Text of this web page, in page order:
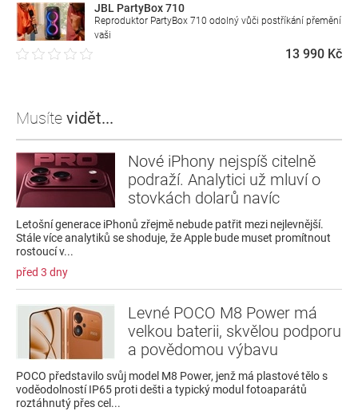
JBL PartyBox 710
Reproduktor PartyBox 710 odolný vůči postříkání přemění
vaši
13 990 Kč
Musíte vidět...
Nové iPhony nejspíš citelně
podraží. Analytici už mluví o
stovkách dolarů navíc
Letošní generace iPhonů zřejmě nebude patřit mezi nejlevnější.
Stále více analytiků se shoduje, že Apple bude muset promítnout
rostoucí v...
před 3 dny
Levné POCO M8 Power má
velkou baterii, skvělou podporu
a povědomou výbavu
POCO představilo svůj model M8 Power, jenž má plastové tělo s
voděodolností IP65 proti dešti a typický modul fotoaparátů
roztáhnutý přes cel...